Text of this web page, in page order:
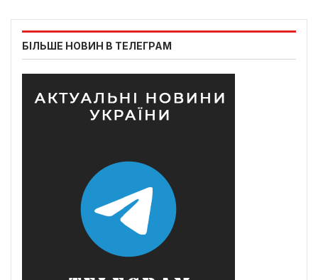
БІЛЬШЕ НОВИН В ТЕЛЕГРАМ